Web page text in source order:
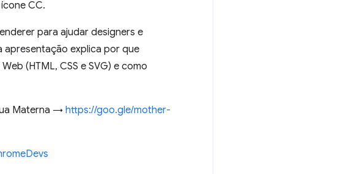
CC.
para ajudar designers e
apresentação explica por que
(HTML, CSS e SVG) e como
Materna → https://goo.gle/mother-